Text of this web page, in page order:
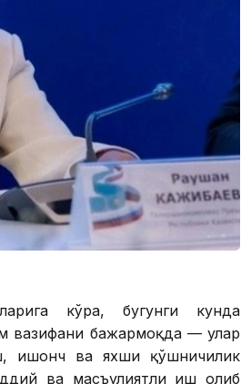
кўра, бугунги кунда
вазифани бажармоқда — улар
ишонч ва яхши қўшничилик
ва масъулиятли иш олиб